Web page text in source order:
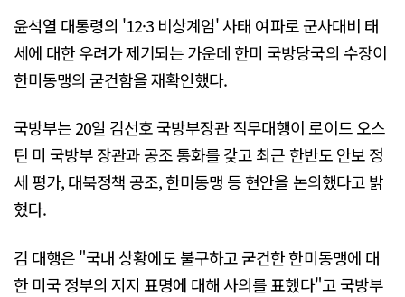
윤석열 대통령의 '12·3 비상계엄' 사태 여파로 군사대비 태
세에 대한 우려가 제기되는 가운데 한미 국방당국의 수장이
한미동맹의 굳건함을 재확인했다.
국방부는 20일 김선호 국방부장관 직무대행이 로이드 오스
틴 미 국방부 장관과 공조 통화를 갖고 최근 한반도 안보 정
세 평가, 대북정책 공조, 한미동맹 등 현안을 논의했다고 밝
혔다.
김 대행은 "국내 상황에도 불구하고 굳건한 한미동맹에 대
한 미국 정부의 지지 표명에 대해 사의를 표했다"고 국방부